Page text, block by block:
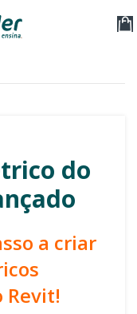
do
a criar
Revit!